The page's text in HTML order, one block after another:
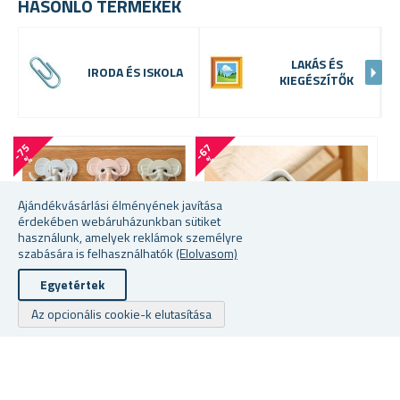
Ajándékvásárlási élményének javítása
érdekében webáruházunkban sütiket
használunk, amelyek reklámok személyre
szabására is felhasználhatók (Elolvasom)
Egyetértek
Az opcionális cookie-k elutasítása
HASONLÓ TERMÉKEK
IRODA ÉS ISKOLA
LAKÁS ÉS
KIEGÉSZÍTŐK
-
7
5
% -
6
7
%